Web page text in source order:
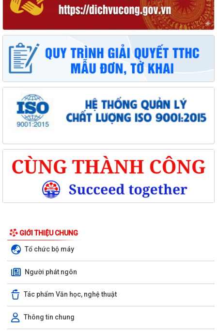
GIỚI THIỆU CHUNG
Tổ chức bộ máy
Người phát ngôn
Tác phẩm Văn học, nghệ thuật
Thông tin chung